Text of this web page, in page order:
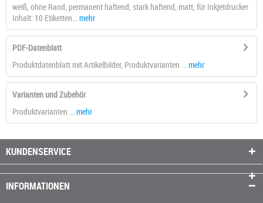
weiß, ohne Rand, permanent haftend, stark haftend, matt, für Inkjetdrucker
Inhalt: 10 Etiketten...
mehr
PDF-Datenblatt
Produktdatenblatt mit Artikelbilder, Produktvarianten ... mehr
Varianten und Zubehör
Produktvarianten ... mehr
KUNDENSERVICE
INFORMATIONEN